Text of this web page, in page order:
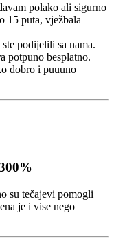
polako ali sigurno
15 puta, vježbala
podijelili sa nama.
potpuno besplatno.
dobro i puuuno
su tečajevi pomogli
je i vise nego